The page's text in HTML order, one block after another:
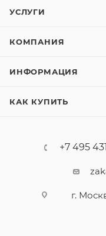
УСЛУГИ
КОМПАНИЯ
ИНФОРМАЦИЯ
КАК КУПИТЬ
+7 495
г.